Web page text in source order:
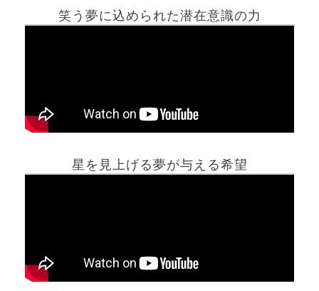
笑う夢に込められた潜在意識の力
星を見上げる夢が与える希望